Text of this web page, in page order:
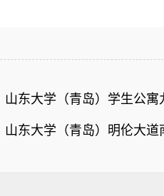
山东大学（青岛）学生公
山东大学（青岛）明伦大